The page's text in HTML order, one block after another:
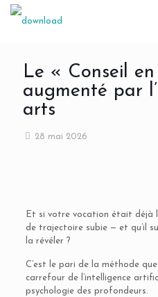
Le « Conseil
augmenté par
arts
28 mai 2026
Et si votre vocation était déjà
de trajectoire subie — et qu’il
la révéler ?
C’est le pari de la méthode
carrefour de l’intelligence
psychologie des profondeurs.